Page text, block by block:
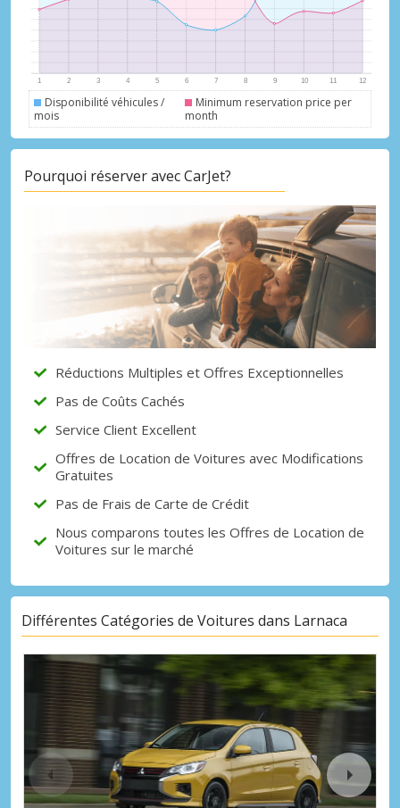
Disponibilité véhicules /
mois
Minimum reservation price per
month
Pourquoi réserver avec CarJet?
Réductions Multiples et Offres Exceptionnelles
Pas de Coûts Cachés
Service Client Excellent
Offres de Location de Voitures avec Modifications
Gratuites
Pas de Frais de Carte de Crédit
Nous comparons toutes les Offres de Location de
Voitures sur le marché
Différentes Catégories de Voitures dans Larnaca